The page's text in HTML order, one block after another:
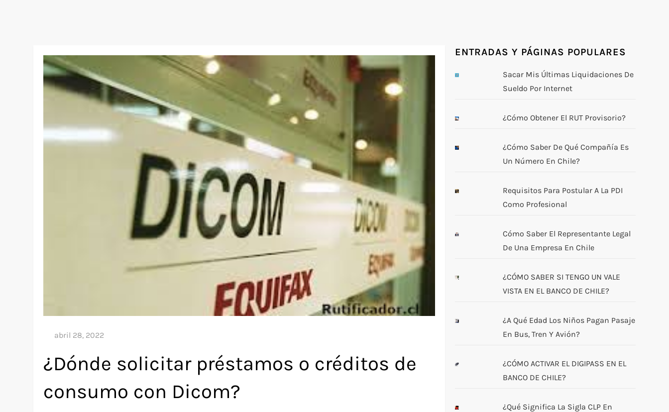
¿Dónde solicitar préstamos o créditos de
consumo con Dicom?
ENTRADAS Y PÁGINAS POPULARES
Sacar Mis Últimas Liquidaciones De
Sueldo Por Internet
¿Cómo Obtener El RUT Provisorio?
¿Cómo Saber De Qué Compañía Es
Un Número En Chile?
Requisitos Para Postular A La PDI
Como Profesional
Cómo Saber El Representante Legal
De Una Empresa En Chile
¿CÓMO SABER SI TENGO UN VALE
VISTA EN EL BANCO DE CHILE?
¿A Qué Edad Los Niños Pagan Pasaje
En Bus, Tren Y Avión?
¿CÓMO ACTIVAR EL DIGIPASS EN EL
BANCO DE CHILE?
¿Qué Significa La Sigla CLP En